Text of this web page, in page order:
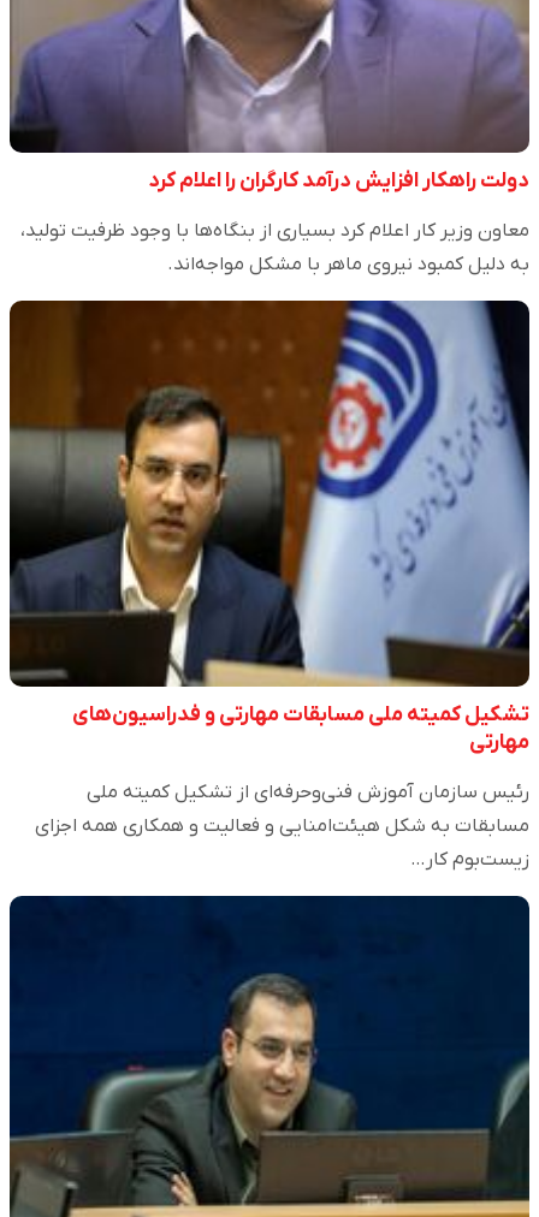
دولت راهکار افزایش درآمد کارگران را اعلام کرد
معاون وزیر کار اعلام کرد بسیاری از بنگاه‌ها با وجود ظرفیت تولید،
به دلیل کمبود نیروی ماهر با مشکل مواجه‌اند.
تشکیل کمیته ملی مسابقات مهارتی و فدراسیون‌های
مهارتی
رئیس سازمان آموزش فنی‌وحرفه‌ای از تشکیل کمیته ملی
مسابقات به شکل هیئت‌امنایی و فعالیت و همکاری همه اجزای
زیست‌بوم کار…